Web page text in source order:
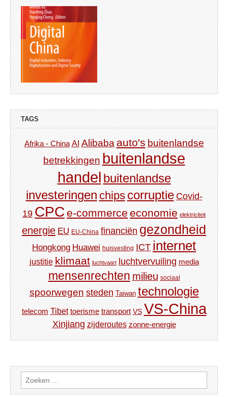
TAGS
Afrika - China AI Alibaba auto's buitenlandse
betrekkingen buitenlandse
handel buitenlandse
investeringen chips corruptie Covid-
19 CPC e-commerce economie elektriciteit
energie EU EU-China financiën gezondheid
Hongkong Huawei huisvesting ICT internet
justitie klimaat luchtvaart luchtvervuiling media
mensenrechten milieu sociaal
spoorwegen steden Taiwan technologie
telecom Tibet toerisme transport VS VS-China
Xinjiang zijderoutes zonne-energie
Zoeken
naar: